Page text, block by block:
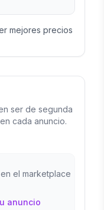
mejores precios
ser de segunda
cada anuncio.
el marketplace
anuncio